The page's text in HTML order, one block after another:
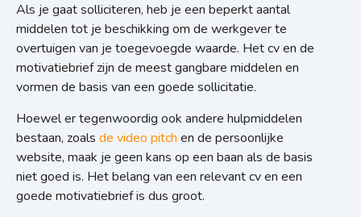
Als je gaat solliciteren, heb je een beperkt aantal
middelen tot je beschikking om de werkgever te
overtuigen van je toegevoegde waarde. Het cv en de
motivatiebrief zijn de meest gangbare middelen en
vormen de basis van een goede sollicitatie.
Hoewel er tegenwoordig ook andere hulpmiddelen
bestaan, zoals de video pitch en de persoonlijke
website, maak je geen kans op een baan als de basis
niet goed is. Het belang van een relevant cv en een
goede motivatiebrief is dus groot.